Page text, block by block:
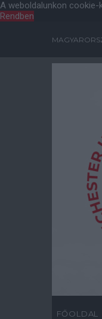
A weboldalunkon cookie-
Rendben
FŐOLDAL